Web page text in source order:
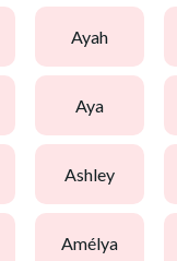
ayah
aya
ashley
amélya